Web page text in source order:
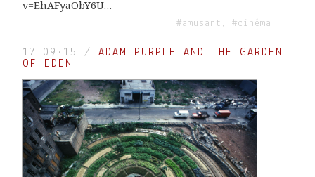
v=EhAFyaObY6U…
#amusant, #cinéma
17·09·15 /
ADAM PURPLE AND THE GARDEN
OF EDEN